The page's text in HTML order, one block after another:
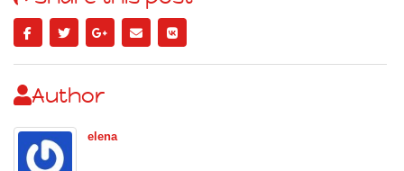
Author
elena